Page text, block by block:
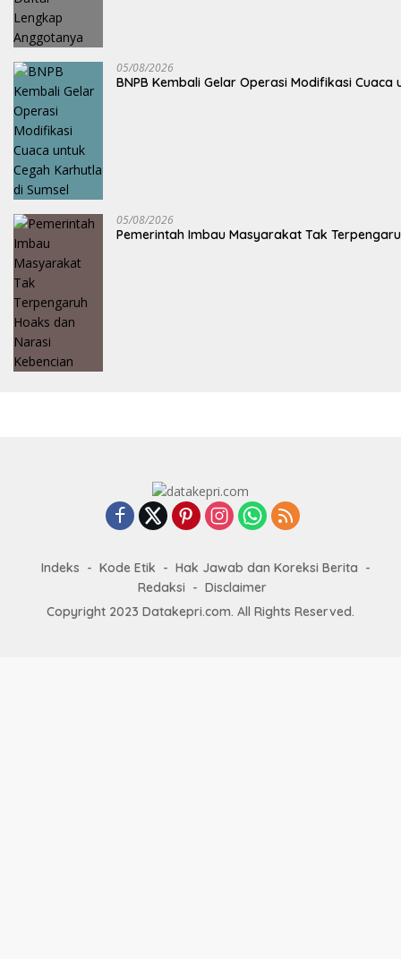
05/08/2026
BNPB Kembali Gelar Operasi Modifikasi Cuaca
05/08/2026
Pemerintah Imbau Masyarakat Tak
Indeks Kode Etik
Hak Jawab dan Koreksi Berita
Redaksi
Disclaimer
Copyright 2023 Datakepri.com. All Rights Reserved.